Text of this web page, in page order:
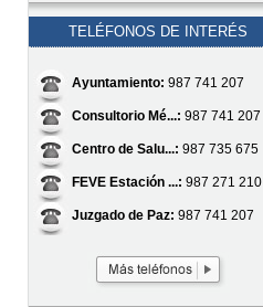
TELÉFONOS DE INTERÉS
Ayuntamiento: 987 741 207
Consultorio Mé...: 987 741 207
Centro de Salu...: 987 735 675
FEVE Estación ...: 987 271 210
Juzgado de Paz: 987 741 207